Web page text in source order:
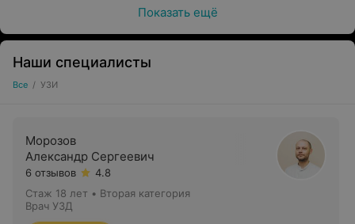
Показать ещё
Наши специалисты
Все / УЗИ
Морозов
Александр Сергеевич
6 отзывов
4.8
Стаж 18 лет • Вторая категория
Врач УЗД